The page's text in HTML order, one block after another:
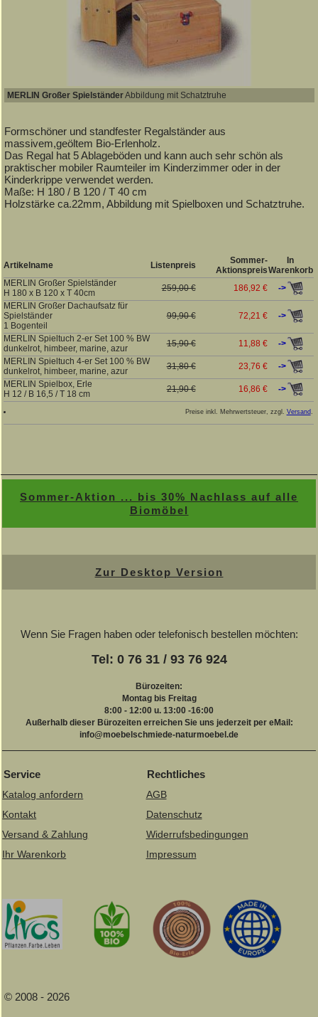
MERLIN Großer SpielständerAbbildung mit Schatztruhe
Formschöner und standfester Regalständer aus
massivem,geöltem Bio-Erlenholz.
Das Regal hat 5 Ablageböden und kann auch sehr schön als
praktischer mobiler Raumteiler im Kinderzimmer oder in der
Kinderkrippe verwendet werden.
Maße: H 180 / B 120 / T 40 cm
Holzstärke ca.22mm, Abbildung mit Spielboxen und Schatztruhe.
Artikelname Listenpreis
Sommer-
Aktionspreis
In
Warenkorb
MERLIN Großer Spielständer
H 180 x B 120 x T 40cm
259,00 € 186,92 €
->
MERLIN Großer Dachaufsatz für
Spielständer
1 Bogenteil
99,90 € 72,21 € ->
MERLIN Spieltuch 2-er Set 100 % BW
dunkelrot, himbeer, marine, azur
15,90 € 11,88 €
->
MERLIN Spieltuch 4-er Set 100 % BW
dunkelrot, himbeer, marine, azur
31,80 € 23,76 €
->
MERLIN Spielbox, Erle
H 12 / B 16,5 / T 18 cm
21,90 € 16,86 € ->
Preise inkl. Mehrwertsteuer, zzgl. Versand.
Sommer-Aktion ... bis 30% Nachlass auf alle
Biomöbel
Zur Desktop Version
Wenn Sie Fragen haben oder telefonisch bestellen möchten:
Tel: 0 76 31 / 93 76 924
Bürozeiten:
Montag bis Freitag
8:00 - 12:00 u. 13:00 -16:00
Außerhalb dieser Bürozeiten erreichen Sie uns jederzeit per eMail:
info@moebelschmiede-naturmoebel.de
Service
Katalog anfordern
Kontakt
Versand & Zahlung
Ihr Warenkorb
Rechtliches
AGB
Datenschutz
Widerrufsbedingungen
Impressum
© 2008 - 2026